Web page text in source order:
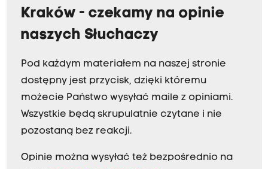
Kraków - czekamy na opinie
naszych Słuchaczy
Pod każdym materiałem na naszej stronie
dostępny jest przycisk, dzięki któremu
możecie Państwo wysyłać maile z opiniami.
Wszystkie będą skrupulatnie czytane i nie
pozostaną bez reakcji.
Opinie można wysyłać też bezpośrednio na